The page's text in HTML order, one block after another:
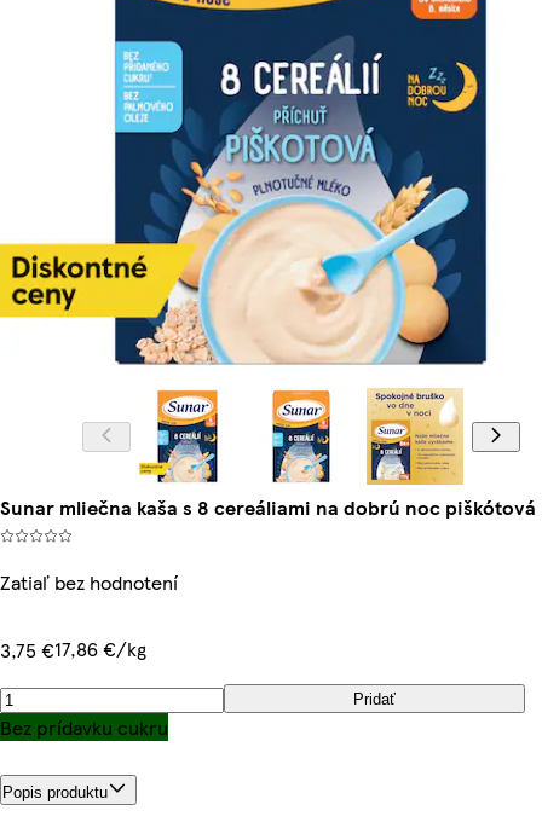
Sunar mliečna kaša s 8 cereáliami na dobrú noc piškótová
Zatiaľ bez hodnotení
3,75 €17,86 €/kg
Pridať
Bez prídavku cukru
Popis produktu